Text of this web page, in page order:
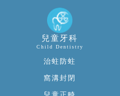
兒童牙科
Child Dentistry
治蛀防蛀
窩溝封閉